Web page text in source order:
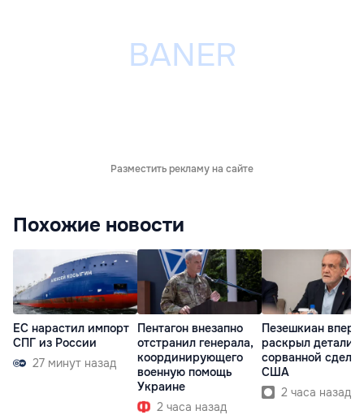
Разместить рекламу на сайте
Похожие новости
ЕС нарастил импорт
СПГ из России
27 минут назад
Пентагон внезапно
отстранил генерала,
координирующего
военную помощь
Украине
2 часа назад
Пезешкиан
раскрыл детали
сорванной
США
2 часа назад